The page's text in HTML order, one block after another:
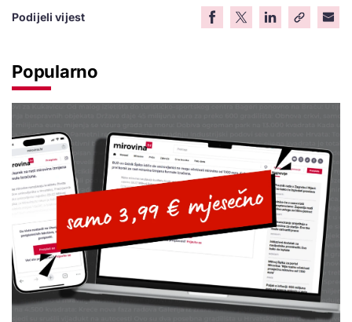
Podijeli vijest
Popularno